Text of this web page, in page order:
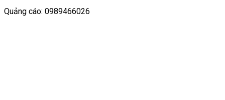
Quảng cáo: 0989466026